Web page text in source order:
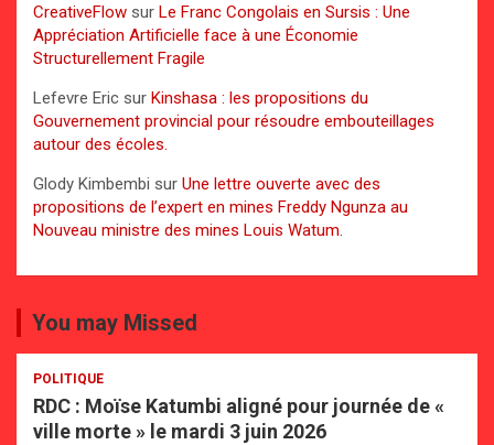
CreativeFlow sur Le Franc Congolais en Sursis : Une
Appréciation Artificielle face à une Économie
Structurellement Fragile
Lefevre Eric sur Kinshasa : les propositions du
Gouvernement provincial pour résoudre embouteillages
autour des écoles.
Glody Kimbembi sur Une lettre ouverte avec des
propositions de l’expert en mines Freddy Ngunza au
Nouveau ministre des mines Louis Watum.
You may Missed
POLITIQUE
RDC : Moïse Katumbi aligné pour journée de «
ville morte » le mardi 3 juin 2026